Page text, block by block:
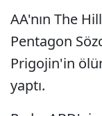
AA'nın The
Pentagon
Prigojin'in
yaptı.